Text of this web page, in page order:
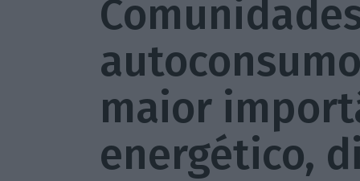
maior
energético,